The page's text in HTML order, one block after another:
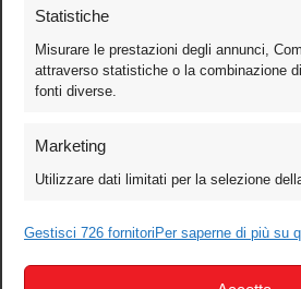
Statistiche
Misurare le prestazioni degli annunci,
attraverso statistiche o la combinazione
fonti diverse.
Marketing
Utilizzare dati limitati per la selezione
Gestisci 726 fornitori Per saperne di più su
Games
Test